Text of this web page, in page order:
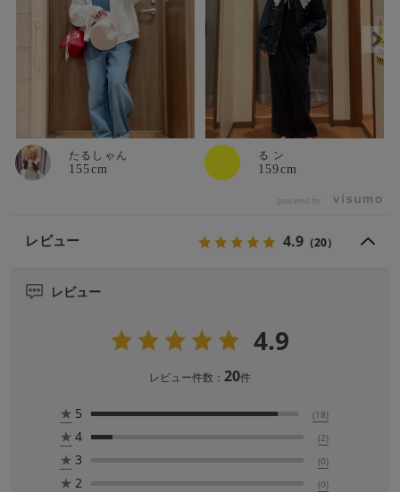
たるしゃん
155cm
る ン
159cm
powered by
レビュー 4.9 （20）
レビュー
4.9
レビュー件数： 20件
★ 5 (18)
★ 4 (2)
★ 3 (0)
★ 2 (0)